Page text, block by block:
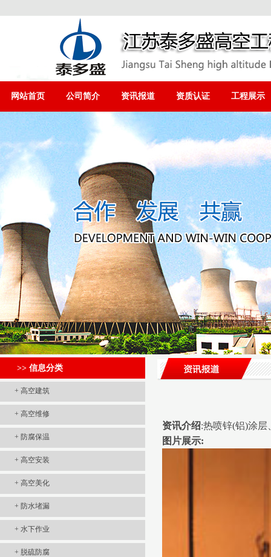
网站首页 公司简介 资讯报道 资质认证 工程展示
>> 信息分类
+ 高空建筑
+ 高空维修
+ 防腐保温
+ 高空安装
+ 高空美化
+ 防水堵漏
+ 水下作业
+ 脱硫防腐
资讯介绍:热喷锌(铝)涂
图片展示: